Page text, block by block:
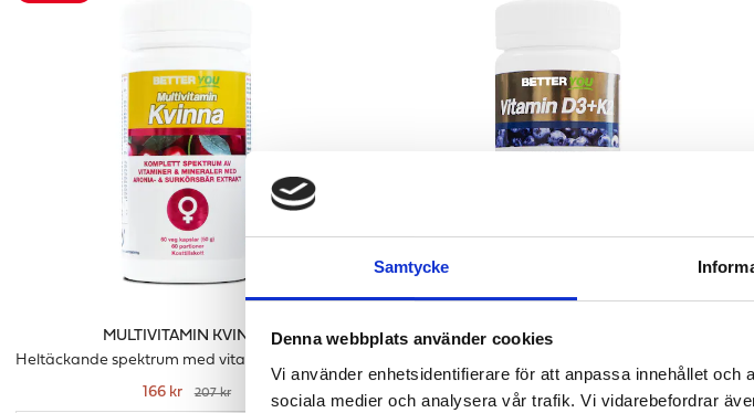
Samtycke
Denna webbplats använder cookies
Vi använder enhetsidentifierare för att anpassa innehållet och
sociala medier och analysera vår trafik. Vi vidarebefordrar
MULTIVITAMIN KVINNA
166 kr
207 kr
VITAMIN D3+K2
255 kr